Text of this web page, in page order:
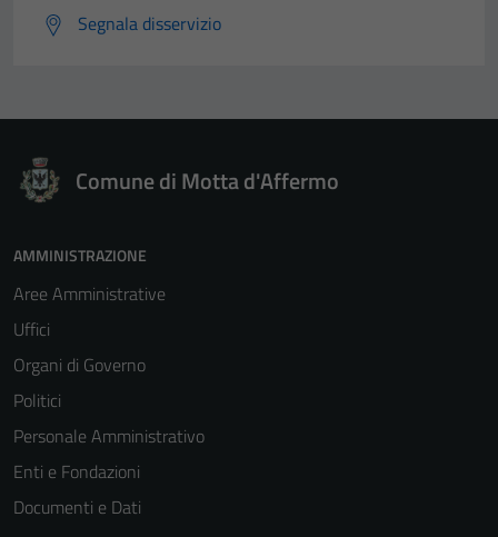
Segnala disservizio
Comune di Motta d'Affermo
AMMINISTRAZIONE
Aree Amministrative
Uffici
Organi di Governo
Politici
Personale Amministrativo
Enti e Fondazioni
Documenti e Dati